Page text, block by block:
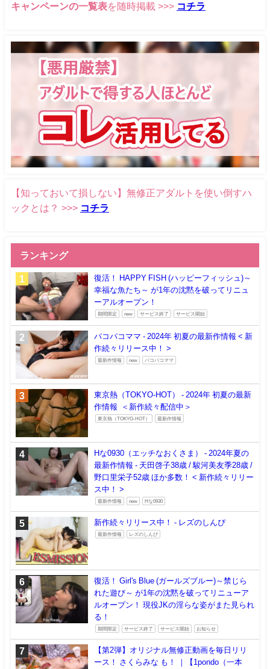
キャンペーンの一覧表を随時掲載 >>> コチラ
【知っておいて損しない】無修正アダルトを使い倒すハ
ックとは？ >>> コチラ
ランキング
復活！ HAPPY FISH (ハッピーフィッシュ)～
幸福な魚たち～ が1年の沈黙を破ってリニュ
ーアルオープン！
期間限定 new サービス終了 サービス開始
パコパコママ - 2024年 初夏の最新作情報 < 新
作続々リリース中！ >
最新作情報 new パコパコママ
東京熱（TOKYO-HOT） - 2024年 初夏の最新
作情報 ＜新作続々配信中＞
東京熱（TOKYO-HOT） 最新作情報
Hな0930（エッチなおくさま） - 2024年夏の
最新作情報 - 天田啓子38歳 / 駿河美友季28歳 /
野口里栄子52歳 ほか多数！ < 新作続々リリー
ス中！ >
最新作情報 new Hな0930
新作続々リリース中！ - レズのしんぴ
最新作情報 レズのしんぴ
復活！ Girl's Blue (ガールズブルー)～禁じら
れた遊び～ が1年の沈黙を破ってリニューア
ルオープン！ 現役JKの淫らな姿がまた見られ
る！
期間限定 サービス終了 サービス開始 お知らせ
【第2弾】オリジナル無修正動画を毎日リリ
ース！ さくらみな も！ ｜【1pondo（一本